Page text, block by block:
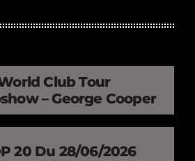
Club Tour
– George Cooper
20 Du 28/06/2026